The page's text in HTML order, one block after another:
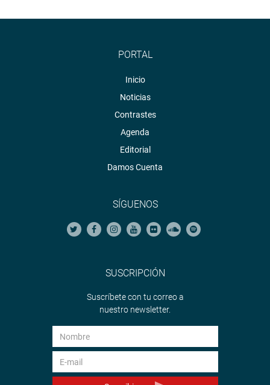
PORTAL
Inicio
Noticias
Contrastes
Agenda
Editorial
Damos Cuenta
SÍGUENOS
SUSCRIPCIÓN
Suscríbete con tu correo a
nuestro newsletter.